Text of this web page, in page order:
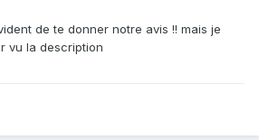
de te donner notre avis !! mais je
vu la description